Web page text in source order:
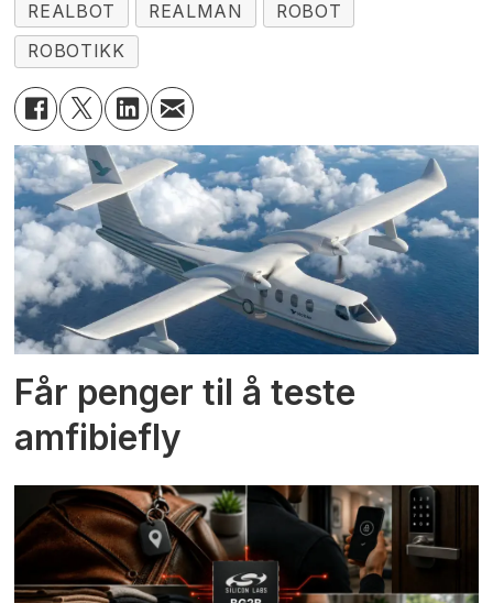
REALBOT
REALMAN
ROBOT
ROBOTIKK
Får penger til å teste
amfibiefly